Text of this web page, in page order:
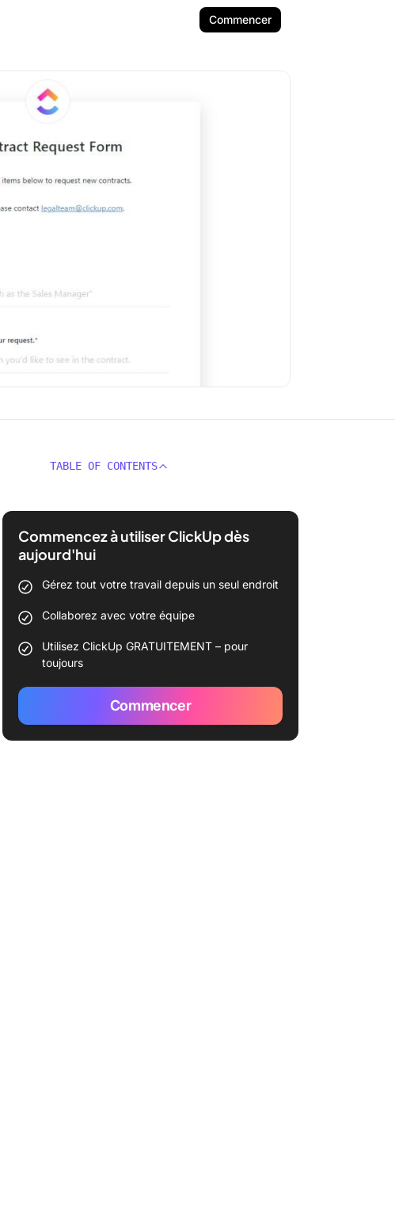
Commencer
TABLE OF CONTENTS
Commencez à utiliser ClickUp dès
aujourd'hui
Gérez tout votre travail depuis un seul endroit
Collaborez avec votre équipe
Utilisez ClickUp GRATUITEMENT – pour
toujours
Commencer